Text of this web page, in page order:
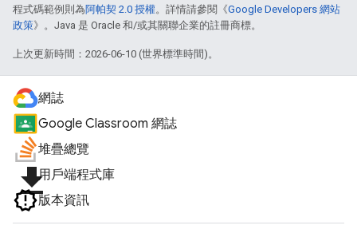
程式碼範例則為阿帕契 2.0 授權。詳情請參閱《Google Developers 網站
政策》。Java 是 Oracle 和/或其關聯企業的註冊商標。
上次更新時間：2026-06-10 (世界標準時間)。
網誌
Google Classroom 網誌
堆疊總覽
file_download用戶端程式庫
版本資訊